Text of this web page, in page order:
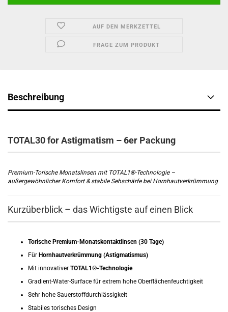
AUF DEN MERKZETTEL
FRAGE ZUM PRODUKT
Beschreibung
TOTAL30 for Astigmatism – 6er Packung
Premium-Torische Monatslinsen mit TOTAL1®-Technologie –
außergewöhnlicher Komfort & stabile Sehschärfe bei Hornhautverkrümmung
Kurzüberblick – das Wichtigste auf einen Blick
Torische Premium-Monatskontaktlinsen (30 Tage)
Für Hornhautverkrümmung (Astigmatismus)
Mit innovativer TOTAL1®-Technologie
Gradient-Water-Surface für extrem hohe Oberflächenfeuchtigkeit
Sehr hohe Sauerstoffdurchlässigkeit
Stabiles torisches Design